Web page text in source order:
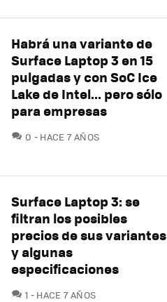
Habrá una variante de
Surface Laptop 3 en 15
pulgadas y con SoC Ice
Lake de Intel... pero sólo
para empresas
0 COMENTARIOS
HACE 7 AÑOS
Surface Laptop 3: se
filtran los posibles
precios de sus variantes
y algunas
especificaciones
1 COMENTARIOS
HACE 7 AÑOS